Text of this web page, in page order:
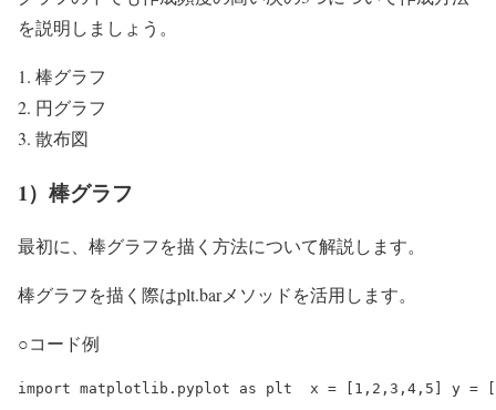
を説明しましょう。
棒グラフ
円グラフ
散布図
1）棒グラフ
最初に、棒グラフを描く方法について解説します。
棒グラフを描く際はplt.barメソッドを活用します。
○コード例
import matplotlib.pyplot as plt  x = [1,2,3,4,5] y =